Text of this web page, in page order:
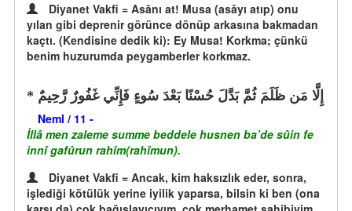
Diyanet Vakfi = Asânı at! Musa (asâyı atıp) onu
yılan gibi deprenir görünce dönüp arkasına bakmadan
kaçtı. (Kendisine dedik ki): Ey Musa! Korkma; çünkü
benim huzurumda peygamberler korkmaz.
إِلَّا مَن ظَلَمَ ثُمَّ بَدَّلَ حُسْنًا بَعْدَ سُوءٍ فَإِنِّي غَفُورٌ رَّحِيمٌ
Neml / 11 -
İllâ men zaleme summe beddele husnen ba’de sûin fe
innî gafûrun rahîm(rahîmun).
Diyanet Vakfi = Ancak, kim haksızlık eder, sonra,
işlediği kötülük yerine iyilik yaparsa, bilsin ki ben (ona